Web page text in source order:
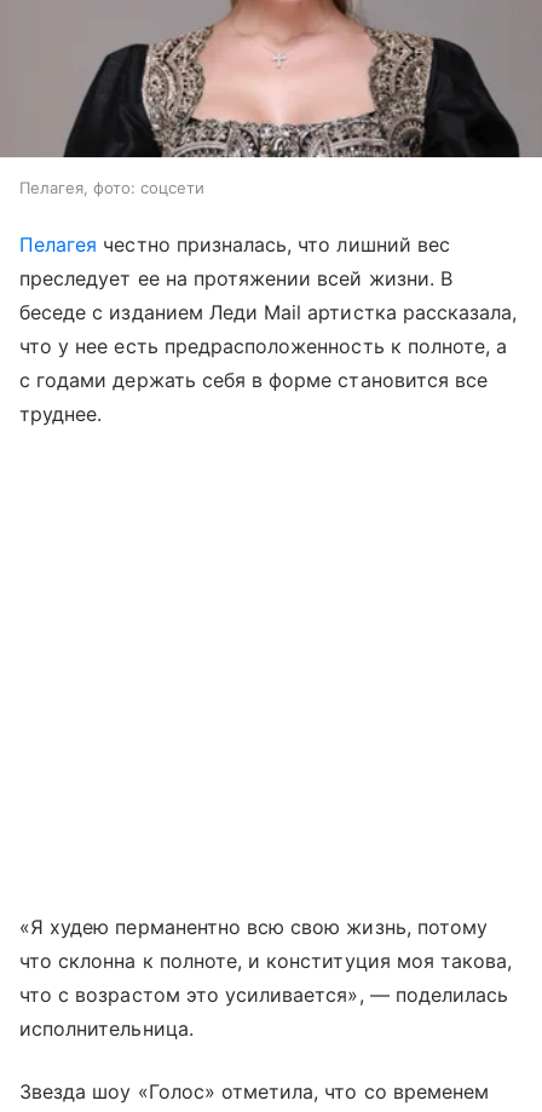
Пелагея, фото: соцсети
Пелагея честно призналась, что лишний вес
преследует ее на протяжении всей жизни. В
беседе с изданием Леди Mail артистка рассказала,
что у нее есть предрасположенность к полноте, а
с годами держать себя в форме становится все
труднее.
«Я худею перманентно всю свою жизнь, потому
что склонна к полноте, и конституция моя такова,
что с возрастом это усиливается», — поделилась
исполнительница.
Звезда шоу «Голос» отметила, что со временем